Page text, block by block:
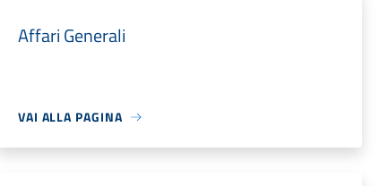
Affari Generali
VAI ALLA PAGINA